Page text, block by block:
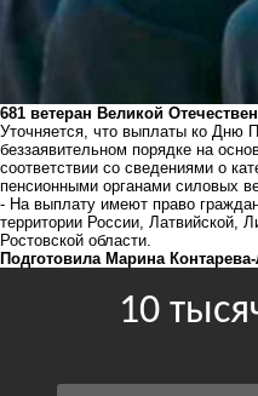
681 ветеран Великой
Уточняется, что выплаты ко Дню
беззаявительном порядке на
соответствии со сведениями о
пенсионными органами силовых
- На выплату имеют право
территории России, Латвийской,
Ростовской области.
Подготовила Марина